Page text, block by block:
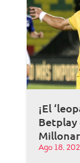
¡El
Betplay
Ago 18,